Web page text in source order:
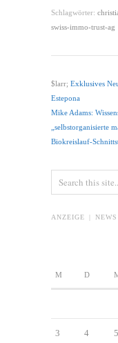
Schlagwörter:
swiss-immo-trust-ag
$larr; Exklusives
Estepona
Mike Adams:
„selbstorganisierte
Biokreislauf-
ANZEIGE |
M D
3 4 5